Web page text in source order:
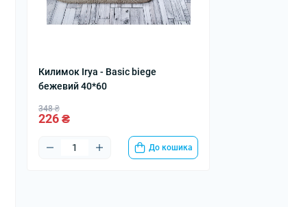
Килимок Irya - Basic biege
бежевий 40*60
348 ₴
226 ₴
До кошика